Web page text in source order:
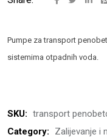
Pumpe za transport
sistemima otpadnih voda.
SKU: transport
Category:
Zalijevanje i